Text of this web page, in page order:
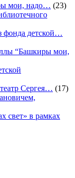
мои, надо… (23)
фонда детской…
“Башкиры мои,
Сергея… (17)
свет» в рамках